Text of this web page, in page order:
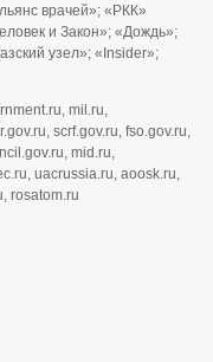
врачей»; «РКК»
и Закон»; «Дождь»;
узел»; «Insider»;
mil.ru,
scrf.gov.ru, fso.gov.ru,
mid.ru,
uacrussia.ru, aoosk.ru,
rosatom.ru